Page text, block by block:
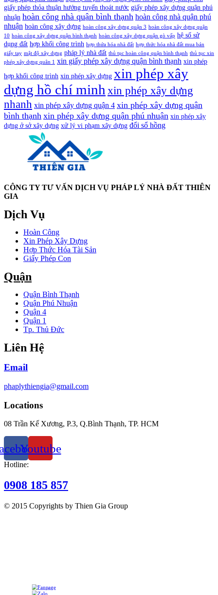
giấy phép thỏa thuận hướng tuyến thoát nước giấy phép xây dựng quận phú
nhuận hoàn công nhà quận bình thạnh hoàn công nhà quận phú
nhuận hoàn công xây dựng hoàn công xây dựng quận 3 hoàn công xây dựng quận
10 hoàn công xây dựng quận bình thạnh hoàn công xây dựng quận gò vấp hệ số sử
dụng đất hợp khối công trình hợp thứa hóa nhà đất hợp thức hóa nhà đất mua bán
giấy tay mật độ xây dựng pháp lý nhà đất thủ tục hoàn công quận bình thạnh thủ tục xin
phép xây dựng quân 1
xin giấy phép xây dựng quận bình thạnh xin phép
hợp khối công trình xin phép xây dựng xin phép xây
dựng hồ chí minh xin phép xây dựng
nhanh xin phép xây dựng quận 4 xin phép xây dựng quận
bình thạnh xin phép xây dựng quận phú nhuận xin phép xây
dựng ở sở xây dựng xử lý vi phạm xây dựng đổi sổ hồng
CÔNG TY TƯ VẤN DỊCH VỤ PHÁP LÝ NHÀ ĐẤT THIÊN
GIA
Dịch Vụ
Hoàn Công
Xin Phép Xây Dựng
Hợp Thức Hóa Tài Sản
Giấy Phép Con
Quận
Quận Bình Thạnh
Quận Phú Nhuận
Quận 4
Quận 1
Tp. Thủ Đức
Liên Hệ
Email
phaplythiengia@gmail.com
Locations
08 Trần Kế Xương, P.3, Q.Bình Thạnh, TP. HCM
Youtube
Hotline:
0908 185 857
© 2015 Copyrights by Thien Gia Group